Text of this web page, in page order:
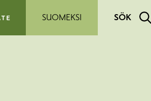
SUOMEKSI
SÖK